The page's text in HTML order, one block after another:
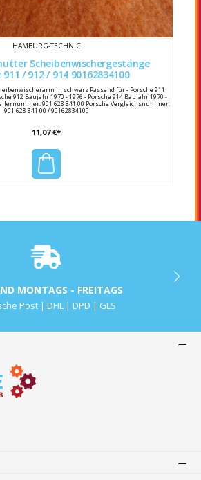
HAMBURG-TECHNIC
Scheibenwischergestänge
schwarz 911 / 912 / 914 90162834100
in schwarz Passend für - Porsche 911
912 Baujahr 1970 - 1976 - Porsche 914 Baujahr 1970 -
901 628 341 00 Porsche Vergleichsnummer:
901 628 341 00 / 90162834100
11,07 €*
MONTAGS - FREITAGS
Post | DHL | DPD | GLS